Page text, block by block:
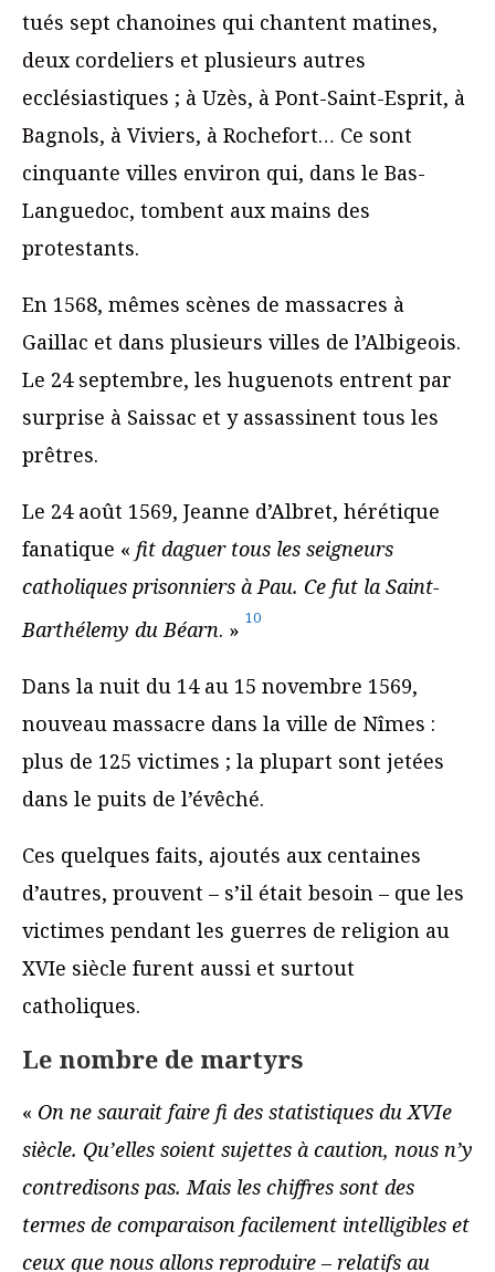
tués sept chanoines qui chantent matines,
deux cordeliers et plusieurs autres
ecclésiastiques ; à Uzès, à Pont-Saint-Esprit, à
Bagnols, à Viviers, à Rochefort… Ce sont
cinquante villes environ qui, dans le Bas-
Languedoc, tombent aux mains des
protestants.
En 1568, mêmes scènes de massacres à
Gaillac et dans plusieurs villes de l’Albigeois.
Le 24 septembre, les huguenots entrent par
surprise à Saissac et y assassinent tous les
prêtres.
Le 24 août 1569, Jeanne d’Albret, hérétique
fanatique « fit daguer tous les seigneurs
catholiques prisonniers à Pau. Ce fut la Saint-
Barthélemy du Béarn. » 10
Dans la nuit du 14 au 15 novembre 1569,
nouveau massacre dans la ville de Nîmes :
plus de 125 victimes ; la plupart sont jetées
dans le puits de l’évêché.
Ces quelques faits, ajoutés aux centaines
d’autres, prouvent – s’il était besoin – que les
victimes pendant les guerres de religion au
XVIe siècle furent aussi et surtout
catholiques.
Le nombre de martyrs
« On ne saurait faire fi des statistiques du XVIe
siècle. Qu’elles soient sujettes à caution, nous n’y
contredisons pas. Mais les chiffres sont des
termes de comparaison facilement intelligibles et
ceux que nous allons reproduire – relatifs au